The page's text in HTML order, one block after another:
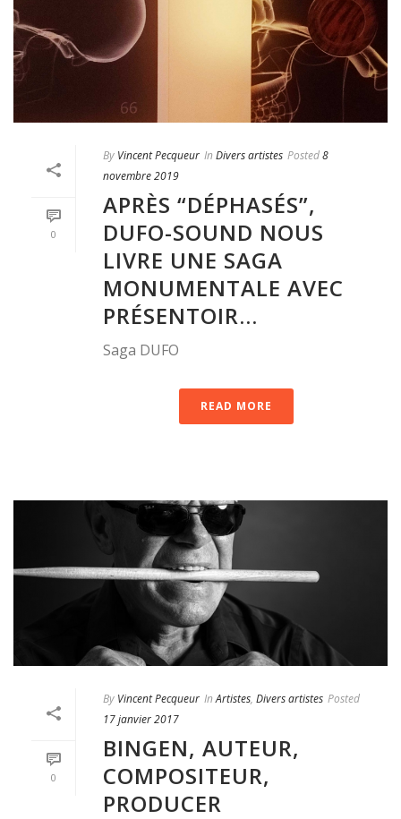
0
By Vincent Pecqueur In Divers artistes Posted8
novembre 2019
APRÈS “DÉPHASÉS”,
DUFO-SOUND NOUS
LIVRE UNE SAGA
MONUMENTALE AVEC
PRÉSENTOIR…
Saga DUFO
READ MORE
0
By Vincent Pecqueur In Artistes, Divers artistes Posted
17 janvier 2017
BINGEN, AUTEUR,
COMPOSITEUR,
PRODUCER